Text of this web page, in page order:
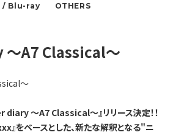
/ Blu-ray
OTHERS
A7 Classical～
～
～A7 Classical～』リリース決定！！
』をベースとした、新たな解釈となる"ニ